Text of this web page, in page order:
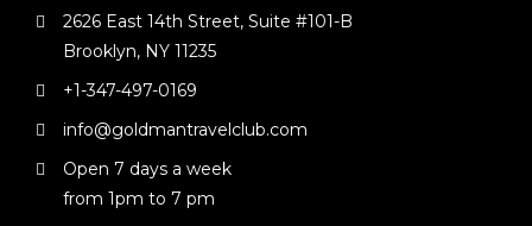
2626 East 14th Street, Suite #101-B
Brooklyn, NY 11235
+1-347-497-0169
info@goldmantravelclub.com
Open 7 days a week
from 1pm to 7 pm